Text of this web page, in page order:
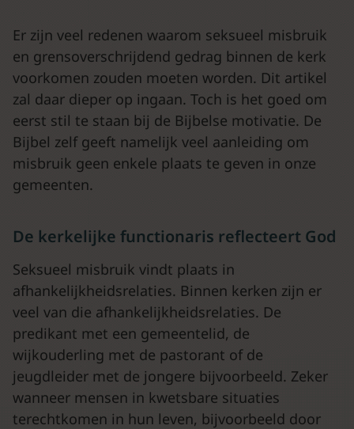
Er zijn veel redenen waarom seksueel misbruik
en grensoverschrijdend gedrag binnen de kerk
voorkomen zouden moeten worden. Dit artikel
zal daar dieper op ingaan. Toch is het goed om
eerst stil te staan bij de Bijbelse motivatie. De
Bijbel zelf geeft namelijk veel aanleiding om
misbruik geen enkele plaats te geven in onze
gemeenten.
De kerkelijke functionaris reflecteert God
Seksueel misbruik vindt plaats in
afhankelijkheidsrelaties. Binnen kerken zijn er
veel van die afhankelijkheidsrelaties. De
predikant met een gemeentelid, de
wijkouderling met de pastorant of de
jeugdleider met de jongere bijvoorbeeld. Zeker
wanneer mensen in kwetsbare situaties
terechtkomen in hun leven, bijvoorbeeld door